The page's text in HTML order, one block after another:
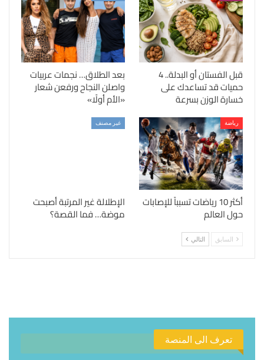
قبل الفستان أو البدلة.. 4
حميات قد تساعدك على
خسارة الوزن بسرعة
بعد الطلاق… نجمات عربيات
واصلن النجاح ورفعن شعار
«الأم أولًا»
رياضة
أكثر 10 رياضات تسبباً للإصابات
حول العالم
غير مصنف
الإطلالة غير المرتبة أصبحت
موضة… فما القصة؟
السابق التالي
تعرف الى المنصة